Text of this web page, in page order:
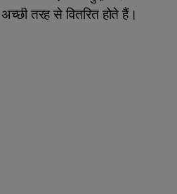
तरह से वितरित होते हैं।